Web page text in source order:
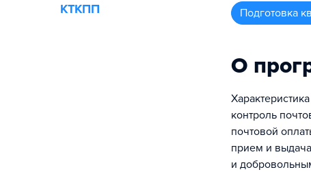
КТКПП подготовка
О
контроль
почтовой
прием и
и